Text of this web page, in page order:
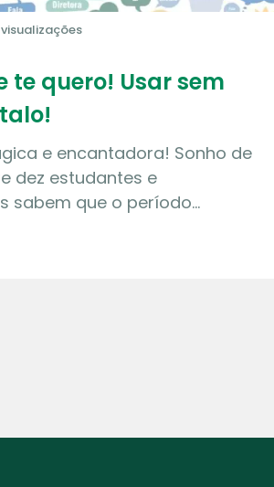
visualizações
te quero! Usar sem
e encantadora! Sonho de
dez estudantes e
sabem que o período…